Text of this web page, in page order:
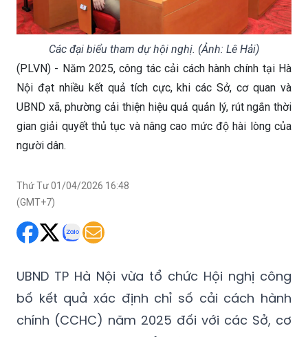
Các đại biểu tham dự hội nghị. (Ảnh: Lê Hải)
(PLVN) - Năm 2025, công tác cải cách hành chính tại Hà
Nội đạt nhiều kết quả tích cực, khi các Sở, cơ quan và
UBND xã, phường cải thiện hiệu quả quản lý, rút ngắn thời
gian giải quyết thủ tục và nâng cao mức độ hài lòng của
người dân.
Thứ Tư 01/04/2026 16:48
(GMT+7)
UBND TP Hà Nội vừa tổ chức Hội nghị công
bố kết quả xác định chỉ số cải cách hành
chính (CCHC) năm 2025 đối với các Sở, cơ